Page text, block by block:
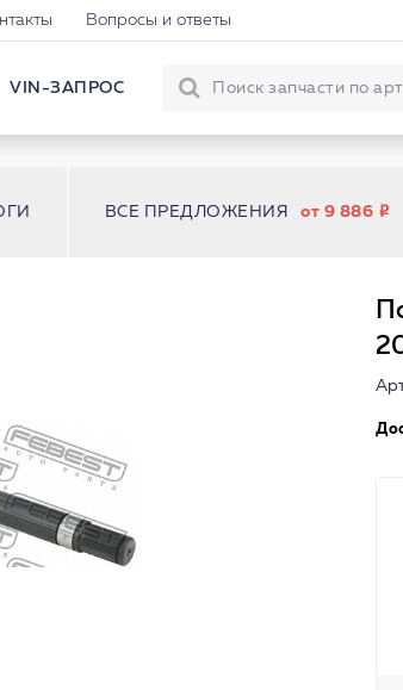
Вопросы и ответы
VIN-ЗАПРОС
ВСЕ ПРЕДЛОЖЕНИЯ от 9 886